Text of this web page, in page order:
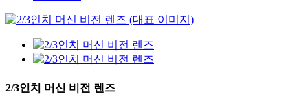
2/3인치 머신 비전 렌즈